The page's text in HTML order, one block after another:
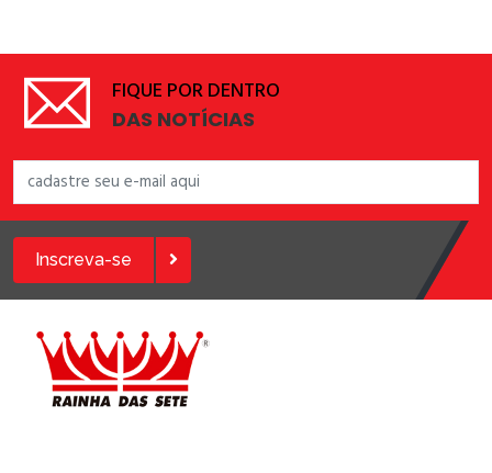
FIQUE POR DENTRO
DAS NOTÍCIAS
Inscreva-se